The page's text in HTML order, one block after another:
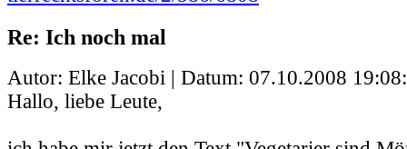
Re: Ich noch mal
Autor: Elke Jacobi | Datum: 07.10.2008
Hallo, liebe Leute,